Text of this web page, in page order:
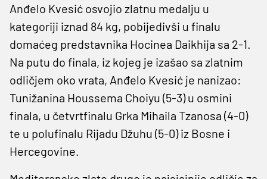
Anđelo Kvesić osvojio zlatnu medalju u
kategoriji iznad 84 kg, pobijedivši u finalu
domaćeg predstavnika Hocinea Daikhija sa 2-1.
Na putu do finala, iz kojeg je izašao sa zlatnim
odličjem oko vrata, Anđelo Kvesić je nanizao:
Tunižanina Houssema Choiyu (5-3) u osmini
finala, u četvrtfinalu Grka Mihaila Tzanosa (4-0)
te u polufinalu Rijadu Džuhu (5-0) iz Bosne i
Hercegovine.